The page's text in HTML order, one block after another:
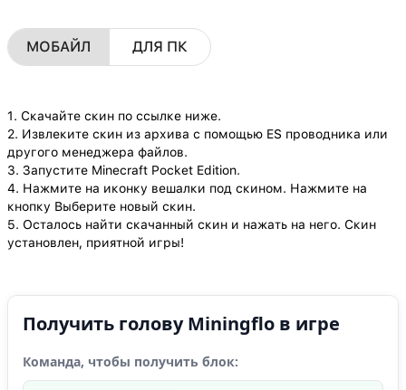
МОБАЙЛ ДЛЯ ПК
1. Скачайте скин по ссылке ниже.
2. Извлеките скин из архива с помощью ES проводника или
другого менеджера файлов.
3. Запустите Minecraft Pocket Edition.
4. Нажмите на иконку вешалки под скином. Нажмите на
кнопку Выберите новый скин.
5. Осталось найти скачанный скин и нажать на него. Скин
установлен, приятной игры!
Получить голову Miningflo в игре
Команда, чтобы получить блок: